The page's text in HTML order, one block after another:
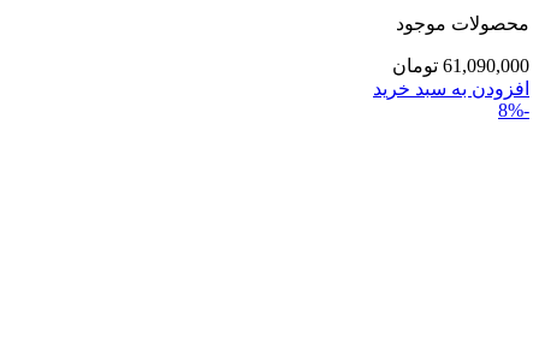
محصولات موجود
61,090,000 تومان
افزودن به سبد خرید
-8%